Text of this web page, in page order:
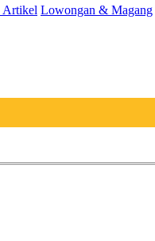
Artikel Lowongan & Magang